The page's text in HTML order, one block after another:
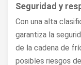
Seguridad y
Con una alta
garantiza la
de la cadena de
posibles riesgos